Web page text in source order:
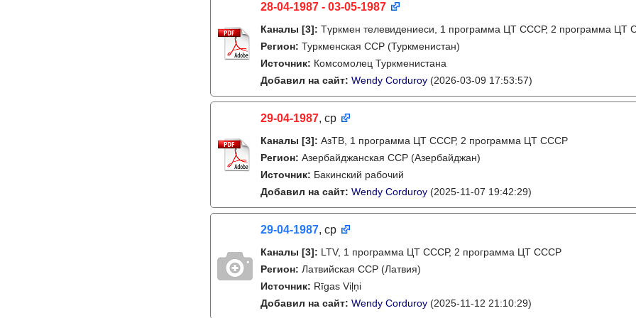
28-04-1987 - 03-05-1987
Каналы [3]: Түркмен телевидениеси, 1 программа ЦТ СССР, 2 программа ЦТ
Регион: Туркменская ССР (Туркменистан)
Источник: Комсомолец Туркменистана
Добавил на сайт: Wendy Corduroy (2026-03-09 17:53:57)
29-04-1987, ср
Каналы [3]: АзТВ, 1 программа ЦТ СССР, 2 программа ЦТ СССР
Регион: Азербайджанская ССР (Азербайджан)
Источник: Бакинский рабочий
Добавил на сайт: Wendy Corduroy (2025-11-07 19:42:29)
29-04-1987, ср
Каналы [3]: LTV, 1 программа ЦТ СССР, 2 программа ЦТ СССР
Регион: Латвийская ССР (Латвия)
Источник: Rīgas Viļņi
Добавил на сайт: Wendy Corduroy (2025-11-12 21:10:29)